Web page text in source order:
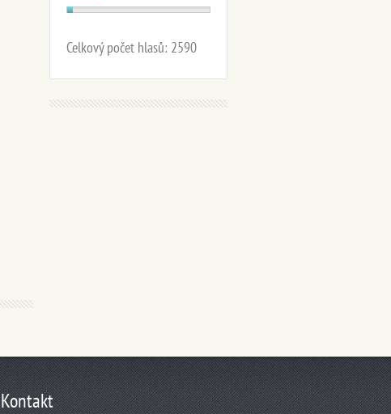
Celkový počet hlasů: 2590
Kontakt